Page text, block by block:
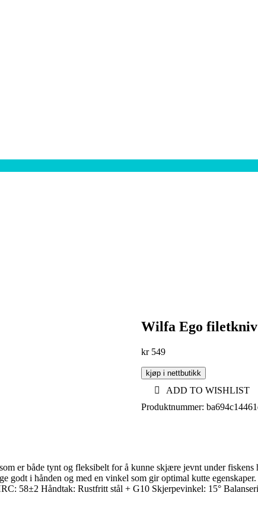
Wilfa Ego filetkniv
kr549
kjøp i nettbutikk
ADD TO WISHLIST
Produktnummer:
er både tynt og fleksibelt for å kunne skjære jevnt under fiskens
godt i hånden og med en vinkel som gir optimal kutte
58±2 Håndtak: Rustfritt stål + G10 Skjerpevinkel: 15°